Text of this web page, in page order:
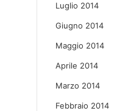
Luglio 2014
Giugno 2014
Maggio 2014
Aprile 2014
Marzo 2014
Febbraio 2014